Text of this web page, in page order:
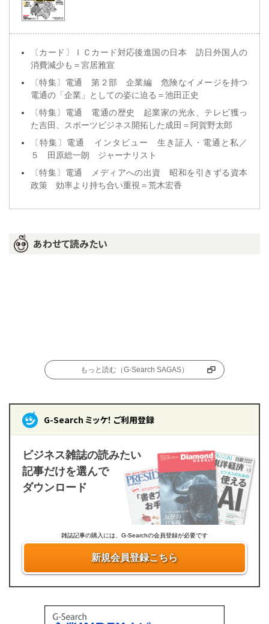
〔カード〕ＩＣカード対応後進国の日本 訪日外国人の
消費減少も＝宮居雅宣
〔特集〕電通 第２部 企業編 危険なイメージを持つ
電通の「企業」としての姿に迫る＝池田正史
〔特集〕電通 電通の歴史 起業家の光永、テレビ獲っ
た吉田、スポーツビジネス開拓した成田＝阿賀野太郎
〔特集〕電通 インタビュー 生き証人・電通と私／
５ 田原総一朗 ジャーナリスト
〔特集〕電通 メディアへの出資 昭和を引きずる資本
政策 効率より持ち合い重視＝荒木宏香
あわせて読みたい
もっと読む（G-Search SAGAS）
G-Search ミッケ！ ご利用登録
ビジネス雑誌の読みたい
記事だけを選んで
ダウンロード
雑誌記事の購入には、G-Searchの会員登録が必要です
新規会員登録こちら